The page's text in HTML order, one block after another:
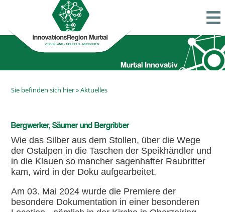
Sie befinden sich hier »Aktuelles
Bergwerker, Säumer und Bergritter
Wie das Silber aus dem Stollen, über die Wege
der Ostalpen in die Taschen der Speikhändler und
in die Klauen so mancher sagenhafter Raubritter
kam, wird in der Doku aufgearbeitet.
Am 03. Mai 2024 wurde die Premiere der
besondere Dokumentation in einer besonderen